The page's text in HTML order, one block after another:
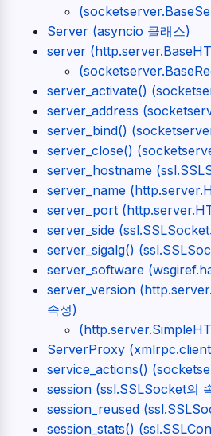
Server (asyncio 클래스)
server
server_activate()
server_address
server_bind()
server_close()
server_hostname
server_name
server_port
server_side
server_sigalg()
server_software
server_version
속성)
ServerProxy
service_actions()
session (ssl.SSLSocket의
session_reused
session_stats()